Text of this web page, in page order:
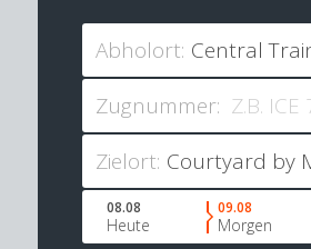
Abholort:
Zugnummer:
Zielort:
08.08
Heute
09.08
Morgen